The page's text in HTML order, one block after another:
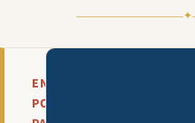
✦
EN
POCAS
Mira esta